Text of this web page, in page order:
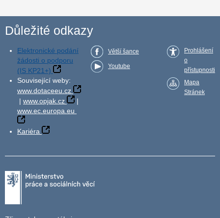
Důležité odkazy
Elektronické podání
žádosti o podporu
(IS KP21+)
Související weby:
www.dotaceeu.cz
| www.opjak.cz
|
www.ec.europa.eu
Kariéra
Větší šance
Youtube
Prohlášení
o
přístupnosti
Mapa
Stránek